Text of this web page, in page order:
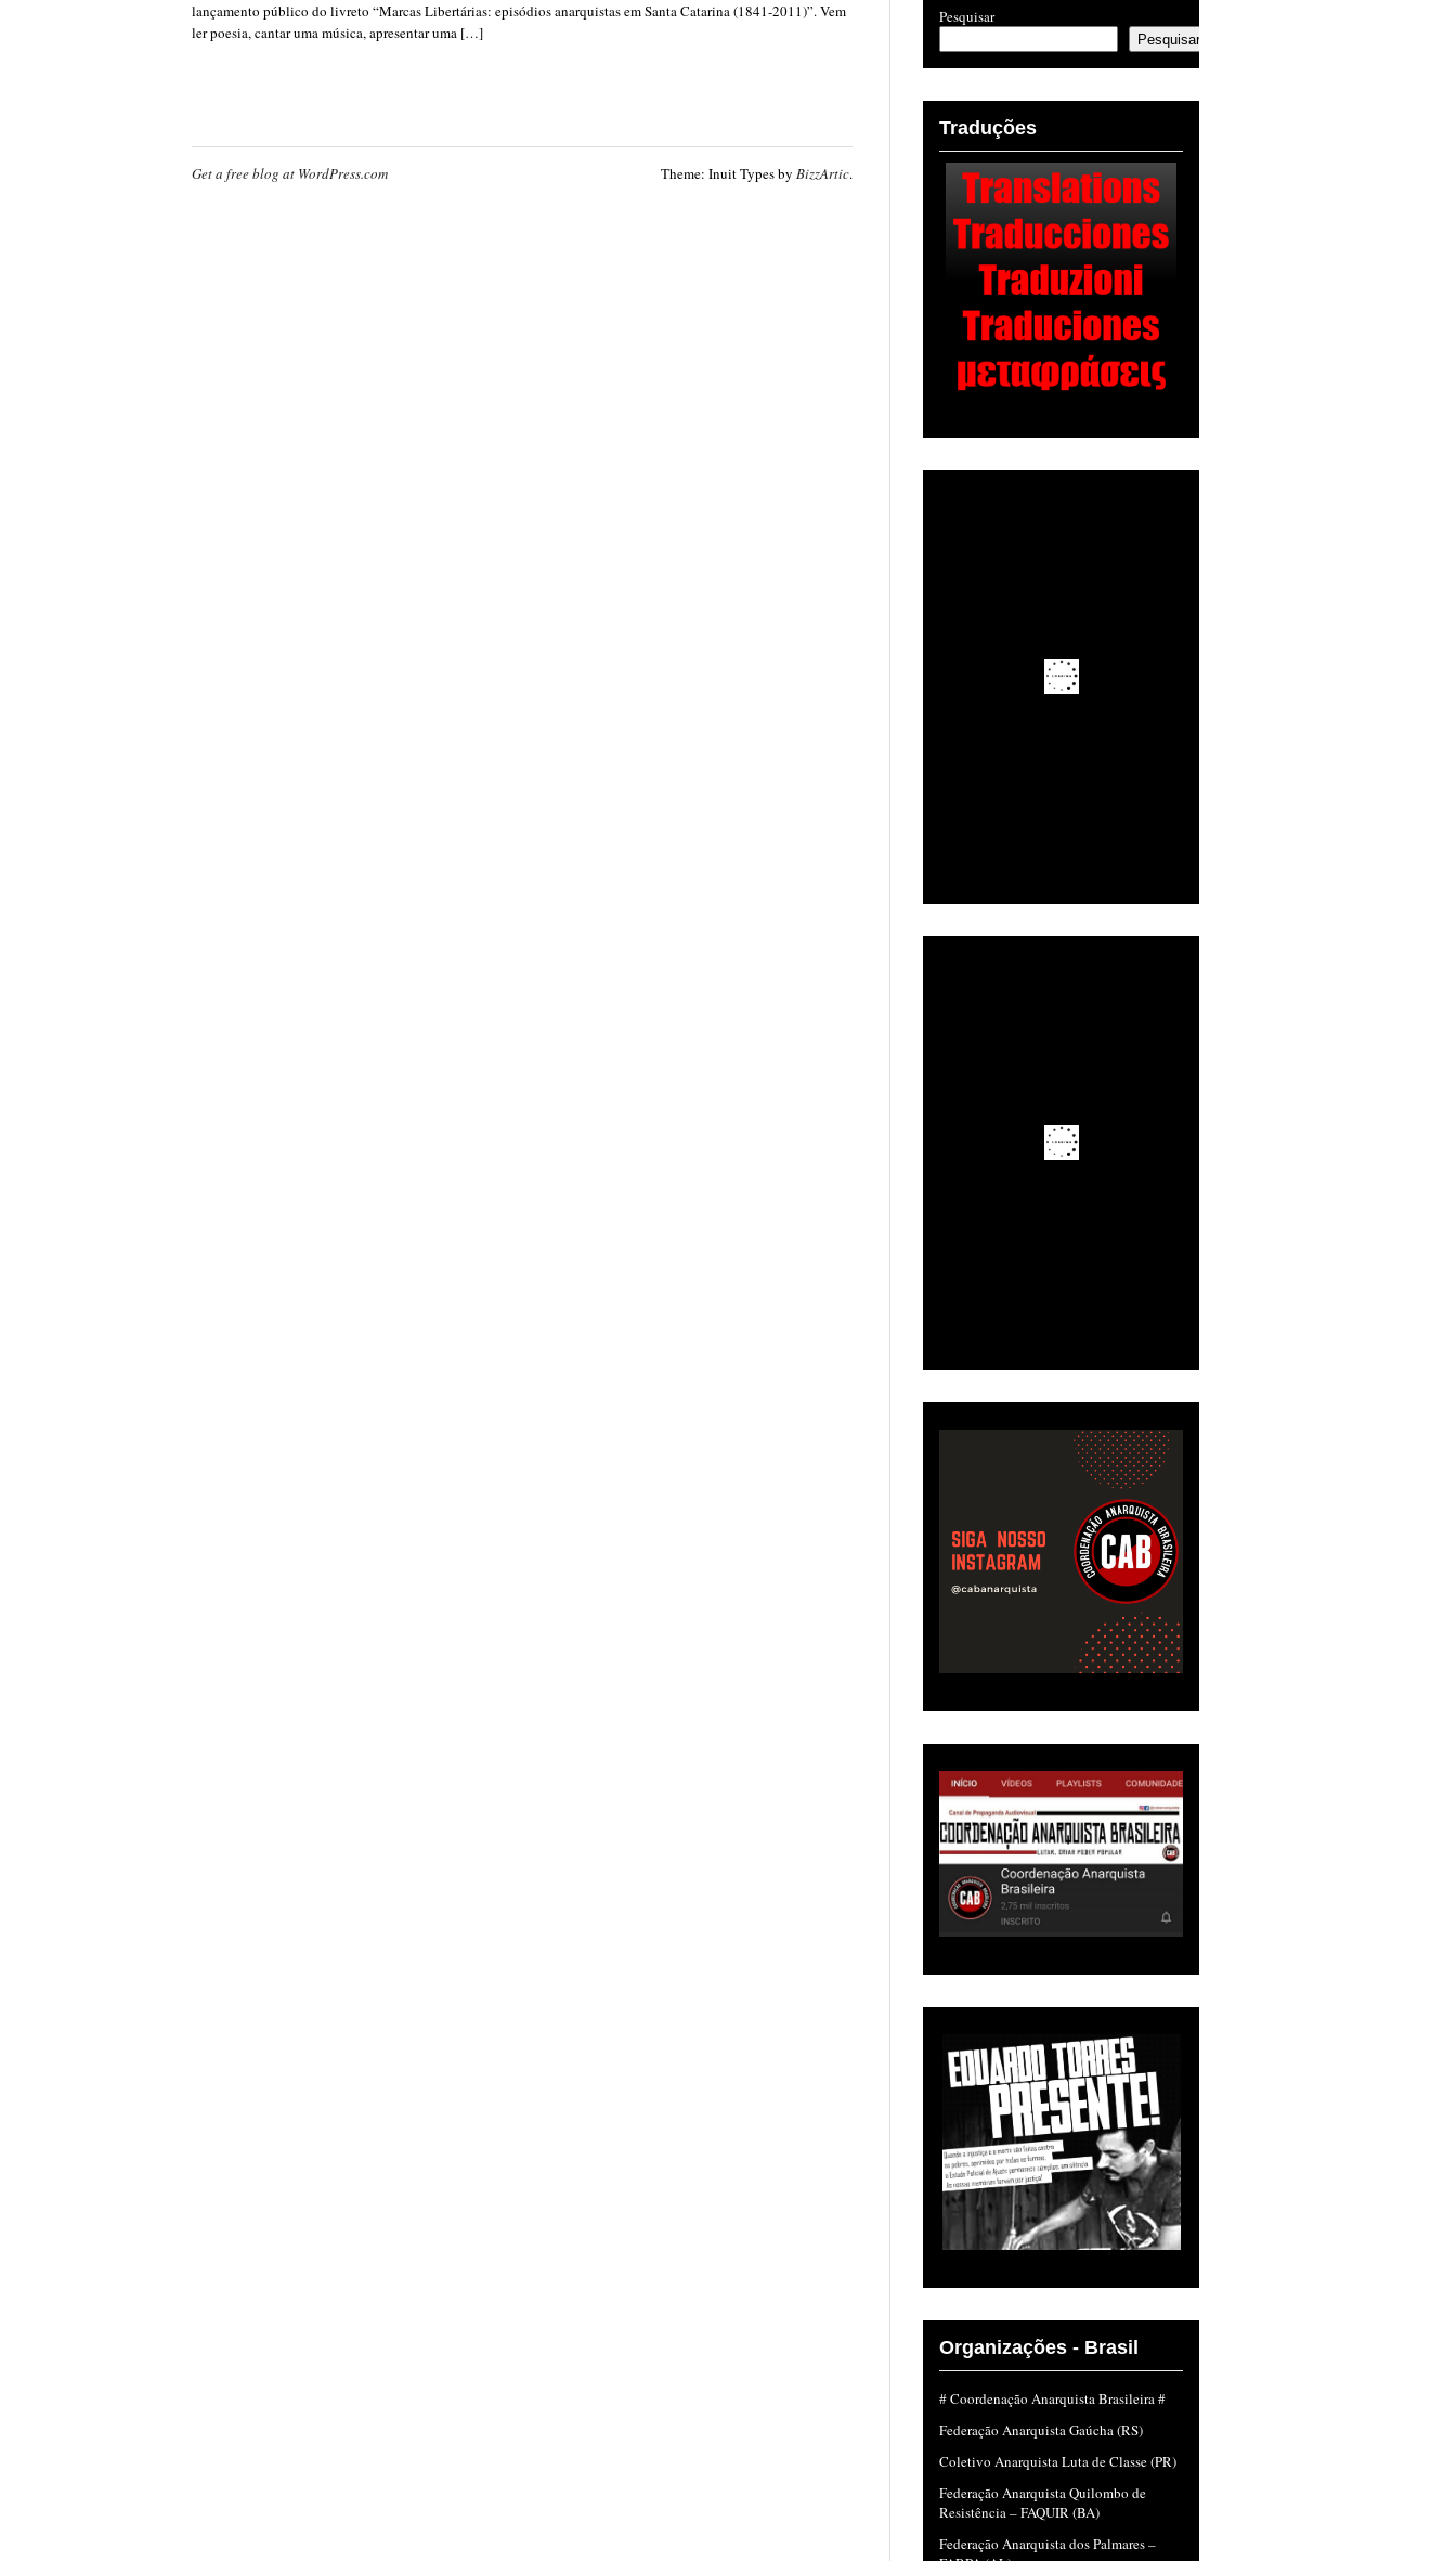
lançamento público do livreto “Marcas Libertárias: episódios anarquistas em Santa Catarina (1841-2011)”. Vem
ler poesia, cantar uma música, apresentar uma […]
Pesquisar
Pesquisar
Traduções
Organizações - Brasil
# Coordenação Anarquista Brasileira #
Federação Anarquista Gaúcha (RS)
Coletivo Anarquista Luta de Classe (PR)
Federação Anarquista Quilombo de
Resistência – FAQUIR (BA)
Federação Anarquista dos Palmares –
Get a free blog at WordPress.com Theme: Inuit Types by BizzArtic.